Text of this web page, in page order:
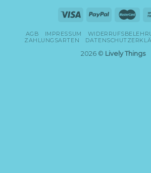
AGB IMPRESSUM
ZAHLUNGSARTEN
2026 © Lively Things